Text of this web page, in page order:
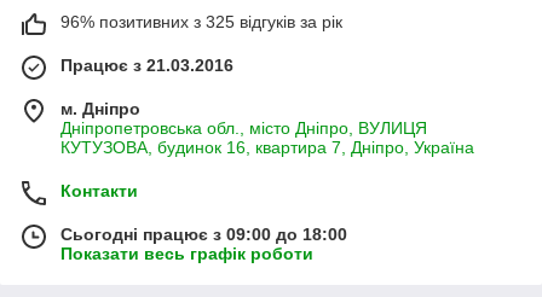
96% позитивних з 325 відгуків за рік
Працює з 21.03.2016
м. Дніпро
Дніпропетровська обл., місто Дніпро, ВУЛИЦЯ
КУТУЗОВА, будинок 16, квартира 7, Дніпро, Україна
Контакти
Сьогодні працює з 09:00 до 18:00
Показати весь графік роботи